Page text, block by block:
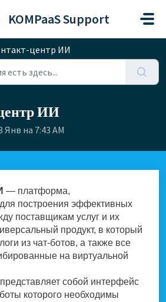
KOMPaaS Support
центр ИИ
ИИ
на 7:43 AM
— платформа,
построения эффективных
поставщикам услуг и их
продукт, в который
из чат-ботов, а также все
на виртуальной
собой интерфейс
которого необходимы